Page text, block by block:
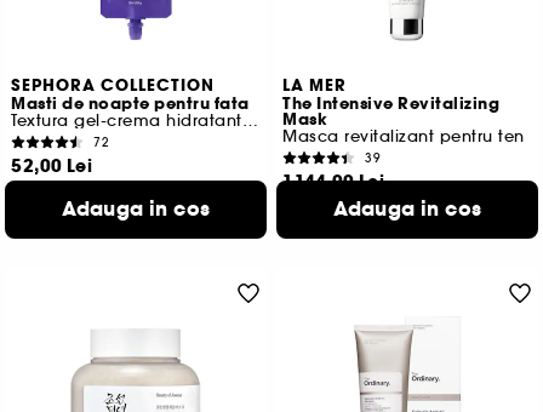
SEPHORA COLLECTION
Masti de noapte pentru fata
Textura gel-crema hidratanta si invaluitoare
72
52,00 Lei
2 variante disponibile
Adauga in cos
LA MER
The Intensive Revitalizing
Mask
Masca revitalizant pentru ten
39
1.144,00 Lei
1.525,33 Lei /100ml
Adauga in cos